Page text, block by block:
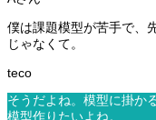
僕は課題模型が苦手で、
じゃなくて。
そうだよね。模型に掛か
模型作りたいよね。